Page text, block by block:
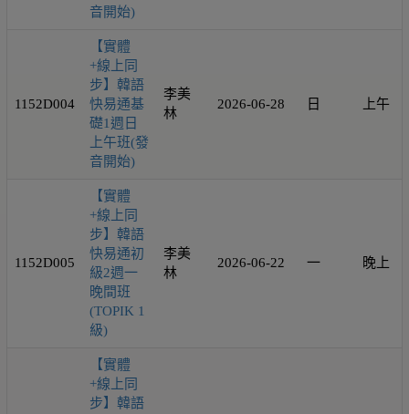
音開始)
1152D004
【實體
+線上同
步】韓語
快易通基
礎1週日
上午班(發
音開始)
李美
林
2026-06-28 日 上午
1152D005
【實體
+線上同
步】韓語
快易通初
級2週一
晚間班
(TOPIK 1
級)
李美
林
2026-06-22 一 晚上
【實體
+線上同
步】韓語